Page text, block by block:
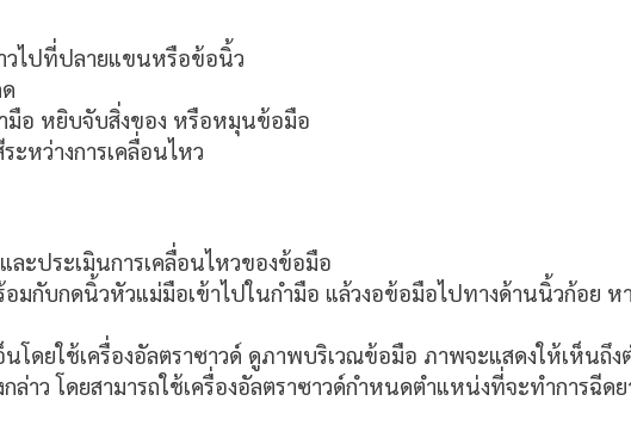
วไปที่ปลายแขนหรือข้อนิ้ว
มือ หยิบจับสิ่งของ หรือหมุนข้อมือ
ะหว่างการเคลื่อนไหว
ะประเมินการเคลื่อนไหวของข้อมือ
กับกดนิ้วหัวแม่มือเข้าไปในกำมือ แล้วงอข้อมือไปทางด้านนิ้วก้อย ห
โดยใช้เครื่องอัลตราซาวด์ ดูภาพบริเวณข้อมือ ภาพจะแสดงให้เห็นถึ
าว โดยสามารถใช้เครื่องอัลตราซาวด์กำหนดตำแหน่งที่จะทำการฉีด